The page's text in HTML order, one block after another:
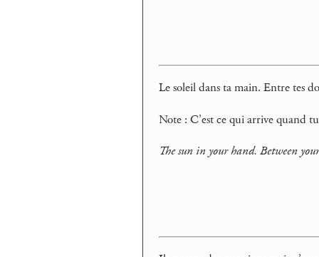
Le soleil dans ta main. Entre tes
Note : C’est ce qui arrive quand
The sun in your hand. Between